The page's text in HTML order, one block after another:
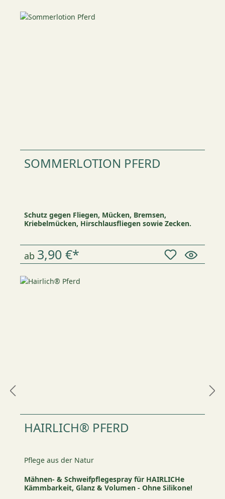
SOMMERLOTION PFERD
Schutz gegen Fliegen, Mücken, Bremsen,
Kriebelmücken, Hirschlausfliegen sowie Zecken.
ab 3,90 €*
HAIRLICH® PFERD
Pflege aus der Natur
Mähnen- & Schweifpflegespray für HAIRLICHe
Kämmbarkeit, Glanz & Volumen - Ohne Silikone!